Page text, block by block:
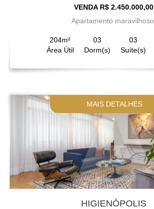
VENDA R$ 2.450.000,00
Apartamento maravilhoso.
204m²
Área Útil
03
Dorm(s)
03
Suíte(s)
MAIS DETALHES
HIGIENÓPOLIS